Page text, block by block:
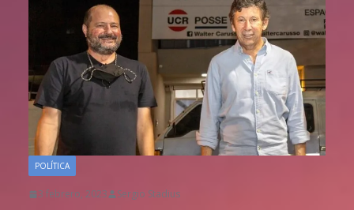
POLÍTICA
3 febrero, 2023 Sergio Stadius